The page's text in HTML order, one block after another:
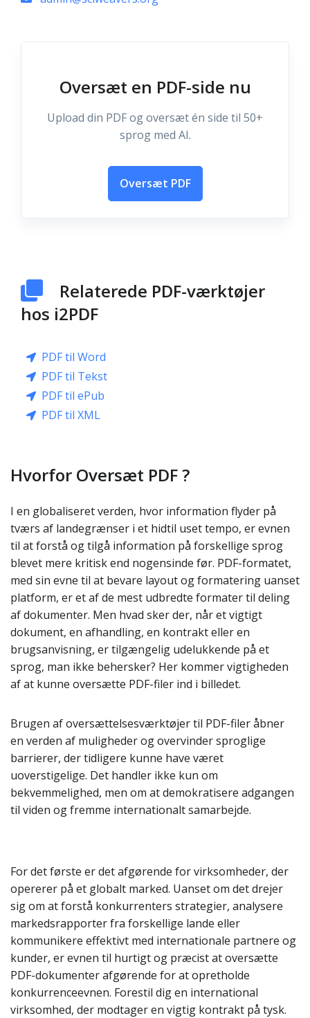
Oversæt en PDF-side nu
Upload din PDF og oversæt én side til 50+
sprog med AI.
Oversæt PDF
Relaterede PDF-værktøjer
hos i2PDF
PDF til Word
PDF til Tekst
PDF til ePub
PDF til XML
Hvorfor Oversæt PDF ?
I en globaliseret verden, hvor information flyder på
tværs af landegrænser i et hidtil uset tempo, er evnen
til at forstå og tilgå information på forskellige sprog
blevet mere kritisk end nogensinde før. PDF-formatet,
med sin evne til at bevare layout og formatering uanset
platform, er et af de mest udbredte formater til deling
af dokumenter. Men hvad sker der, når et vigtigt
dokument, en afhandling, en kontrakt eller en
brugsanvisning, er tilgængelig udelukkende på et
sprog, man ikke behersker? Her kommer vigtigheden
af at kunne oversætte PDF-filer ind i billedet.
Brugen af oversættelsesværktøjer til PDF-filer åbner
en verden af muligheder og overvinder sproglige
barrierer, der tidligere kunne have været
uoverstigelige. Det handler ikke kun om
bekvemmelighed, men om at demokratisere adgangen
til viden og fremme internationalt samarbejde.
For det første er det afgørende for virksomheder, der
opererer på et globalt marked. Uanset om det drejer
sig om at forstå konkurrenters strategier, analysere
markedsrapporter fra forskellige lande eller
kommunikere effektivt med internationale partnere og
kunder, er evnen til hurtigt og præcist at oversætte
PDF-dokumenter afgørende for at opretholde
konkurrenceevnen. Forestil dig en international
virksomhed, der modtager en vigtig kontrakt på tysk.